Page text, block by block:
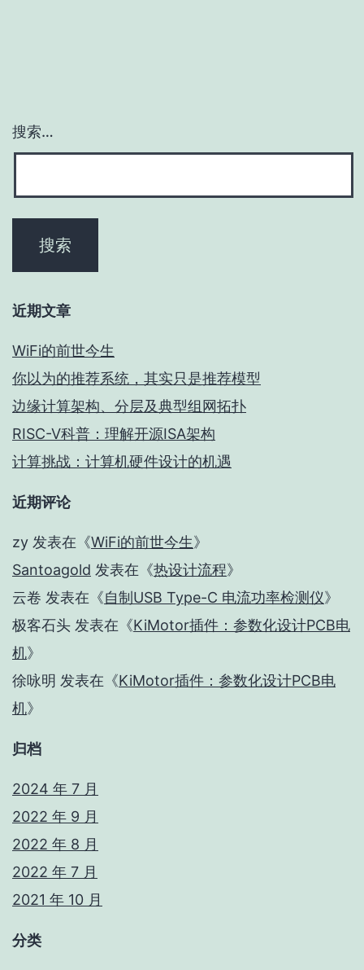
搜索…
近期文章
WiFi的前世今生
你以为的推荐系统，其实只是推荐模型
边缘计算架构、分层及典型组网拓扑
RISC-V科普：理解开源ISA架构
计算挑战：计算机硬件设计的机遇
近期评论
zy 发表在《WiFi的前世今生》
Santoagold 发表在《热设计流程》
云卷 发表在《自制USB Type-C 电流功率检测仪》
极客石头 发表在《KiMotor插件：参数化设计PCB电
机》
徐咏明 发表在《KiMotor插件：参数化设计PCB电
机》
归档
2024 年 7 月
2022 年 9 月
2022 年 8 月
2022 年 7 月
2021 年 10 月
分类